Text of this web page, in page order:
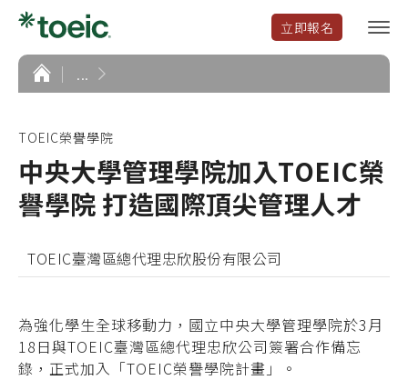
立即報名
選
單
首
頁
...
TOEIC榮譽學院
中央大學管理學院加入TOEIC榮
譽學院 打造國際頂尖管理人才
TOEIC臺灣區總代理忠欣股份有限公司
為強化學生全球移動力，國立中央大學管理學院於3月
18日與TOEIC臺灣區總代理忠欣公司簽署合作備忘
錄，正式加入「TOEIC榮譽學院計畫」。